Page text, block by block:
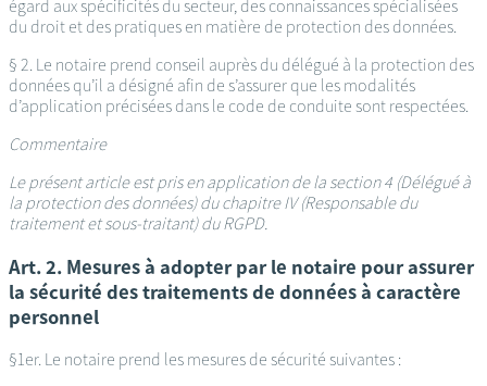
égard aux spécificités du secteur, des connaissances spécialisées
du droit et des pratiques en matière de protection des données.
§ 2. Le notaire prend conseil auprès du délégué à la protection des
données qu’il a désigné afin de s’assurer que les modalités
d’application précisées dans le code de conduite sont respectées.
Commentaire
Le présent article est pris en application de la section 4 (Délégué à
la protection des données) du chapitre IV (Responsable du
traitement et sous-traitant) du RGPD.
Art. 2. Mesures à adopter par le notaire pour assurer
la sécurité des traitements de données à caractère
personnel
§1er. Le notaire prend les mesures de sécurité suivantes :